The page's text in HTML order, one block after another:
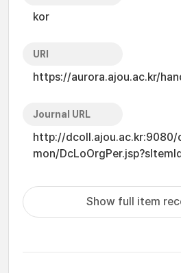
kor
URI
https://aurora.ajou.ac.kr/
Journal URL
http://
mon/
Show full item